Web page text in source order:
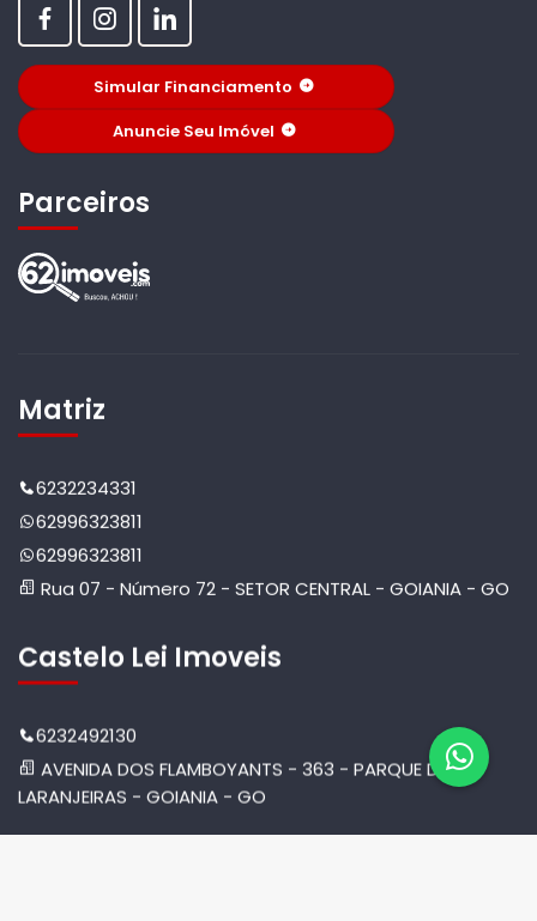
Simular Financiamento
Anuncie Seu Imóvel
Parceiros
Matriz
6232234331
62996323811
62996323811
Rua 07 - Número 72 - SETOR CENTRAL - GOIANIA - GO
Castelo Lei Imoveis
6232492130
AVENIDA DOS FLAMBOYANTS - 363 - PARQUE DAS
LARANJEIRAS - GOIANIA - GO